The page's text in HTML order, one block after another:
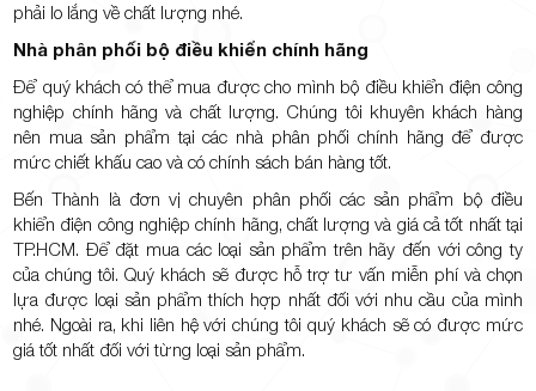
phải lo lắng về chất lượng nhé.
Nhà phân phối bộ điều khiển chính hãng
Để quý khách có thể mua được cho mình bộ điều khiển điện công
nghiệp chính hãng và chất lượng. Chúng tôi khuyên khách hàng
nên mua sản phẩm tại các nhà phân phối chính hãng để được
mức chiết khấu cao và có chính sách bán hàng tốt.
Bến Thành là đơn vị chuyên phân phối các sản phẩm bộ điều
khiển điện công nghiệp chính hãng, chất lượng và giá cả tốt nhất tại
TP.HCM. Để đặt mua các loại sản phẩm trên hãy đến với công ty
của chúng tôi. Quý khách sẽ được hỗ trợ tư vấn miễn phí và chọn
lựa được loại sản phẩm thích hợp nhất đối với nhu cầu của mình
nhé. Ngoài ra, khi liên hệ với chúng tôi quý khách sẽ có được mức
giá tốt nhất đối với từng loại sản phẩm.